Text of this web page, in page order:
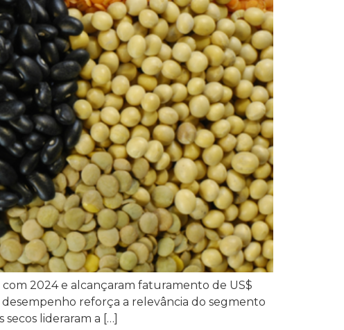
2024 e alcançaram faturamento de US$
reforça a relevância do segmento
lideraram a […]